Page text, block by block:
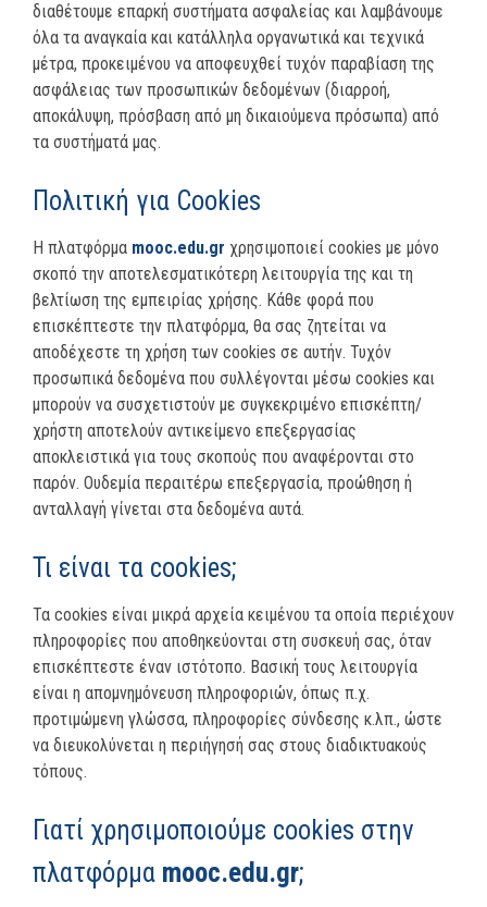
διαθέτουμε επαρκή συστήματα ασφαλείας και λαμβάνουμε
όλα τα αναγκαία και κατάλληλα οργανωτικά και τεχνικά
μέτρα, προκειμένου να αποφευχθεί τυχόν παραβίαση της
ασφάλειας των προσωπικών δεδομένων (διαρροή,
αποκάλυψη, πρόσβαση από μη δικαιούμενα πρόσωπα) από
τα συστήματά μας.
Πολιτική για Cookies
Η πλατφόρμα mooc.edu.gr χρησιμοποιεί cookies με μόνο
σκοπό την αποτελεσματικότερη λειτουργία της και τη
βελτίωση της εμπειρίας χρήσης. Κάθε φορά που
επισκέπτεστε την πλατφόρμα, θα σας ζητείται να
αποδέχεστε τη χρήση των cookies σε αυτήν. Τυχόν
προσωπικά δεδομένα που συλλέγονται μέσω cookies και
μπορούν να συσχετιστούν με συγκεκριμένο επισκέπτη/
χρήστη αποτελούν αντικείμενο επεξεργασίας
αποκλειστικά για τους σκοπούς που αναφέρονται στο
παρόν. Ουδεμία περαιτέρω επεξεργασία, προώθηση ή
ανταλλαγή γίνεται στα δεδομένα αυτά.
Τι είναι τα cookies;
Τα cookies είναι μικρά αρχεία κειμένου τα οποία περιέχουν
πληροφορίες που αποθηκεύονται στη συσκευή σας, όταν
επισκέπτεστε έναν ιστότοπο. Βασική τους λειτουργία
είναι η απομνημόνευση πληροφοριών, όπως π.χ.
προτιμώμενη γλώσσα, πληροφορίες σύνδεσης κ.λπ., ώστε
να διευκολύνεται η περιήγησή σας στους διαδικτυακούς
τόπους.
Γιατί χρησιμοποιούμε cookies στην
πλατφόρμα mooc.edu.gr;